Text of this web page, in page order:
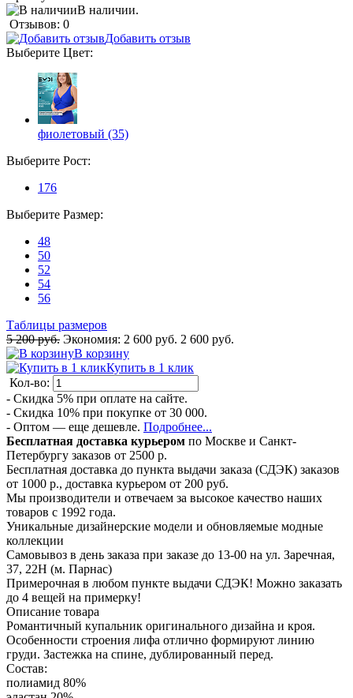
В наличии.
Отзывов: 0
Добавить отзыв
Выберите Цвет:
фиолетовый (35)
Выберите Рост:
176
Выберите Размер:
48
50
52
54
56
Таблицы размеров
5 200 руб. Экономия: 2 600 руб. 2 600 руб.
В корзину
Купить в 1 клик
Кол-во:
- Скидка 5% при оплате на сайте.
- Скидка 10% при покупке от 30 000.
- Оптом — еще дешевле. Подробнее...
Бесплатная доставка курьером по Москве и Санкт-
Петербургу заказов от 2500 р.
Бесплатная доставка до пункта выдачи заказа (СДЭК) заказов
от 1000 р., доставка курьером от 200 руб.
Мы производители и отвечаем за высокое качество наших
товаров с 1992 года.
Уникальные дизайнерские модели и обновляемые модные
коллекции
Самовывоз в день заказа при заказе до 13-00 на ул. Заречная,
37, 22Н (м. Парнас)
Примерочная в любом пункте выдачи СДЭК! Можно заказать
до 4 вещей на примерку!
Описание товара
Романтичный купальник оригинального дизайна и кроя.
Особенности строения лифа отлично формируют линию
груди. Застежка на спине, дублированный перед.
Состав:
полиамид 80%